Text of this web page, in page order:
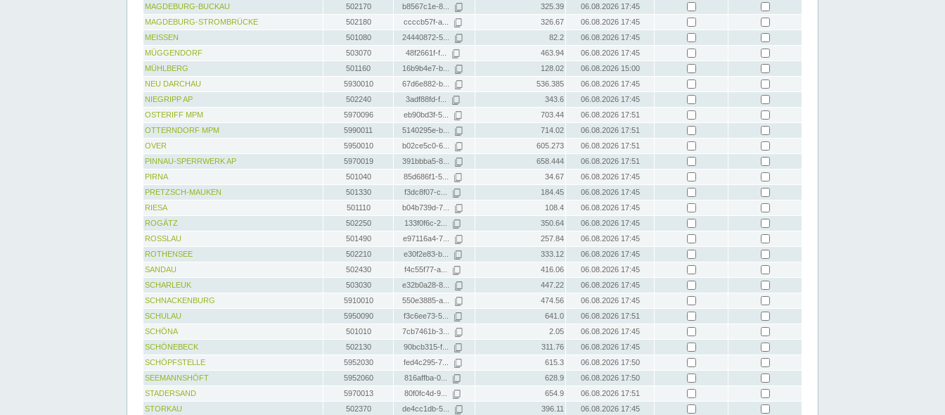
MAGDEBURG-BUCKAU
502170 b8567c1e-8... 325.39
06.08.2026 17:45
MAGDEBURG-STROMBRÜCKE
502180 ccccb57f-a... 326.67
06.08.2026 17:45
MEISSEN
501080 24440872-5... 82.2
06.08.2026 17:45
MÜGGENDORF
503070 48f2661f-f... 463.94
06.08.2026 17:45
MÜHLBERG
501160 16b9b4e7-b... 128.02
06.08.2026 15:00
NEU DARCHAU
5930010 67d6e882-b... 536.385
06.08.2026 17:45
NIEGRIPP AP
502240 3adf88fd-f... 343.6
06.08.2026 17:45
OSTERIFF MPM
5970096 eb90bd3f-5... 703.44
06.08.2026 17:51
OTTERNDORF MPM
5990011 5140295e-b... 714.02
06.08.2026 17:51
OVER
5950010 b02ce5c0-6... 605.273
06.08.2026 17:51
PINNAU-SPERRWERK AP
5970019 391bbba5-8... 658.444
06.08.2026 17:51
PIRNA
501040 85d686f1-5... 34.67
06.08.2026 17:45
PRETZSCH-MAUKEN
501330 f3dc8f07-c... 184.45
06.08.2026 17:45
RIESA
501110 b04b739d-7... 108.4
06.08.2026 17:45
ROGÄTZ
502250 133f0f6c-2... 350.64
06.08.2026 17:45
ROSSLAU
501490 e97116a4-7... 257.84
06.08.2026 17:45
ROTHENSEE
502210 e30f2e83-b... 333.12
06.08.2026 17:45
SANDAU
502430 f4c55f77-a... 416.06
06.08.2026 17:45
SCHARLEUK
503030 e32b0a28-8... 447.22
06.08.2026 17:45
SCHNACKENBURG
5910010 550e3885-a... 474.56
06.08.2026 17:45
SCHULAU
5950090 f3c6ee73-5... 641.0
06.08.2026 17:51
SCHÖNA
501010 7cb7461b-3... 2.05
06.08.2026 17:45
SCHÖNEBECK
502130 90bcb315-f... 311.76
06.08.2026 17:45
SCHÖPFSTELLE
5952030 fed4c295-7... 615.3
06.08.2026 17:50
SEEMANNSHÖFT
5952060 816affba-0... 628.9
06.08.2026 17:50
STADERSAND
5970013 80f0fc4d-9... 654.9
06.08.2026 17:51
STORKAU
502370 de4cc1db-5... 396.11 06.08.2026 17:45